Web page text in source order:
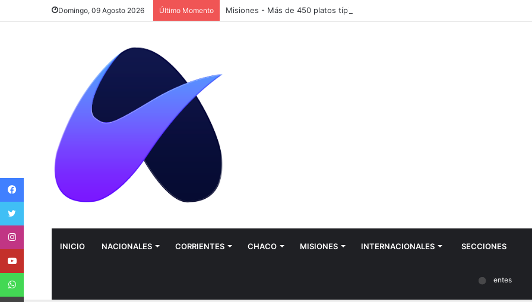
Domingo, 09 Agosto 2026 Último Momento
INICIO NACIONALES CORRIENTES CHACO MISIONES INTERNACIONALES SECCIONES
Facebook